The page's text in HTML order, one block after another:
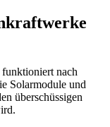
funktioniert nach
Solarmodule und
überschüssigen